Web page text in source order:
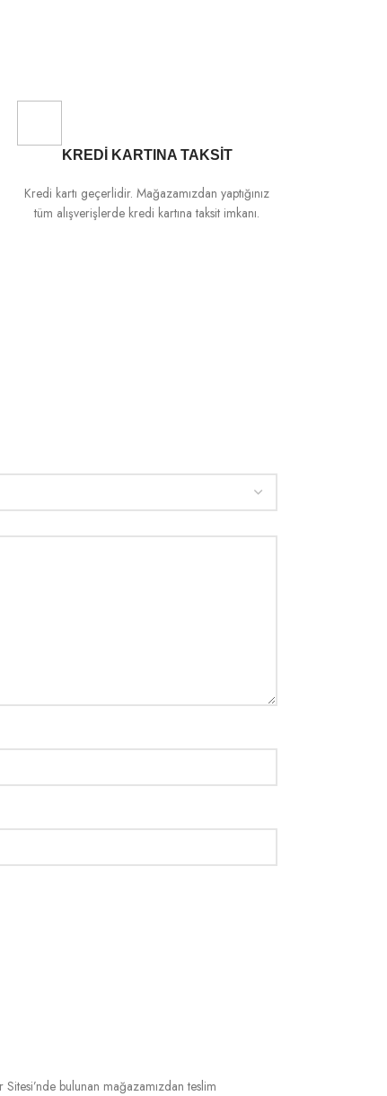
KREDİ KARTINA TAKSİT
Kredi kartı geçerlidir. Mağazamızdan yaptığınız
tüm alışverişlerde kredi kartına taksit imkanı.
bulunan mağazamızdan teslim